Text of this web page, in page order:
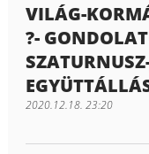
VILÁG-
?-
2020.12.18. 23:20